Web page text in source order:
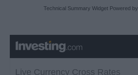
Technical Summary Widget Powered by